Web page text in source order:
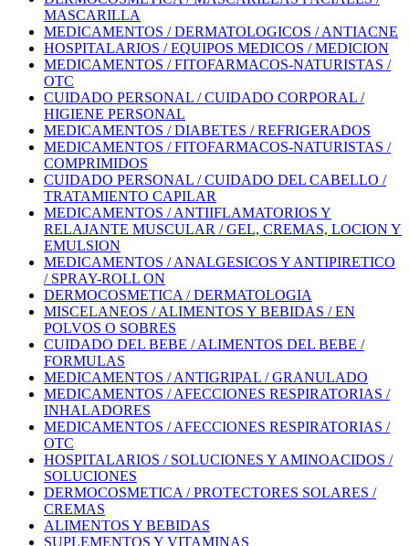
MASCARILLA
MEDICAMENTOS / DERMATOLOGICOS / ANTIACNE
HOSPITALARIOS / EQUIPOS MEDICOS / MEDICION
MEDICAMENTOS / FITOFARMACOS-NATURISTAS /
OTC
CUIDADO PERSONAL / CUIDADO CORPORAL /
HIGIENE PERSONAL
MEDICAMENTOS / DIABETES / REFRIGERADOS
MEDICAMENTOS / FITOFARMACOS-NATURISTAS /
COMPRIMIDOS
CUIDADO PERSONAL / CUIDADO DEL CABELLO /
TRATAMIENTO CAPILAR
MEDICAMENTOS / ANTIIFLAMATORIOS Y
RELAJANTE MUSCULAR / GEL, CREMAS, LOCION Y
EMULSION
MEDICAMENTOS / ANALGESICOS Y ANTIPIRETICO
/ SPRAY-ROLL ON
DERMOCOSMETICA / DERMATOLOGIA
MISCELANEOS / ALIMENTOS Y BEBIDAS / EN
POLVOS O SOBRES
CUIDADO DEL BEBE / ALIMENTOS DEL BEBE /
FORMULAS
MEDICAMENTOS / ANTIGRIPAL / GRANULADO
MEDICAMENTOS / AFECCIONES RESPIRATORIAS /
INHALADORES
MEDICAMENTOS / AFECCIONES RESPIRATORIAS /
OTC
HOSPITALARIOS / SOLUCIONES Y AMINOACIDOS /
SOLUCIONES
DERMOCOSMETICA / PROTECTORES SOLARES /
CREMAS
ALIMENTOS Y BEBIDAS
SUPLEMENTOS Y VITAMINAS